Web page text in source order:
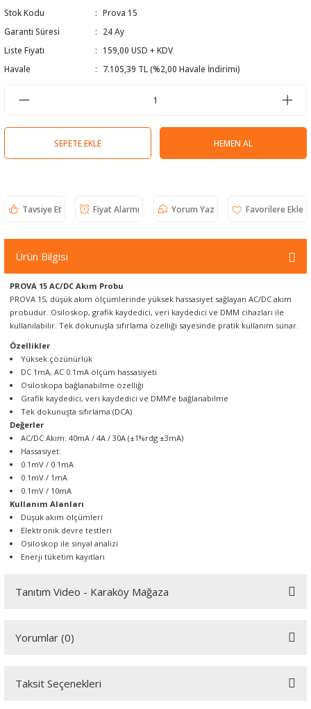
Cihazı
Cihazları
Cihazları
Stok Kodu
Prova 15
Garanti Süresi
24 Ay
Liste Fiyatı
159,00 USD + KDV
Havale
7.105,39 TL (%2,00 Havale İndirimi)
SEPETE EKLE HEMEN AL
Tavsiye Et Fiyat Alarmı Yorum Yaz
Ürün Bilgisi
PROVA 15 AC/DC Akım Probu
PROVA 15, düşük akım ölçümlerinde yüksek hassasiyet sağlayan AC/DC akım
probudur. Osiloskop, grafik kaydedici, veri kaydedici ve DMM cihazları ile
kullanılabilir. Tek dokunuşla sıfırlama özelliği sayesinde pratik kullanım sunar.
Özellikler
Yüksek çözünürlük
DC 1mA, AC 0.1mA ölçüm hassasiyeti
Osiloskopa bağlanabilme özelliği
Grafik kaydedici, veri kaydedici ve DMM’e bağlanabilme
Tek dokunuşta sıfırlama (DCA)
Değerler
AC/DC Akım: 40mA / 4A / 30A (±1%rdg ±3mA)
Hassasiyet:
0.1mV / 0.1mA
0.1mV / 1mA
0.1mV / 10mA
Kullanım Alanları
Düşük akım ölçümleri
Elektronik devre testleri
Osiloskop ile sinyal analizi
Enerji tüketim kayıtları
Tanıtım Video - Karaköy Mağaza
Yorumlar (0)
Bu ürüne ilk yorumu siz yapın!
Taksit Seçenekleri